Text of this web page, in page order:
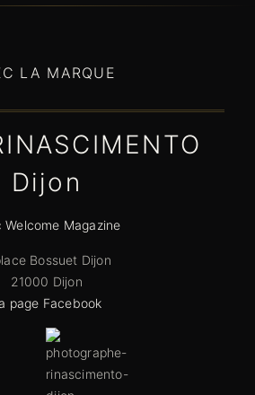
LA MARQUE
Dijon
Welcome Magazine
Bossuet Dijon
21000 Dijon
page Facebook